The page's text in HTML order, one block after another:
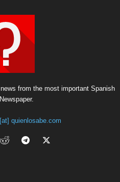
from the most important Spanish
quienlosabe.com